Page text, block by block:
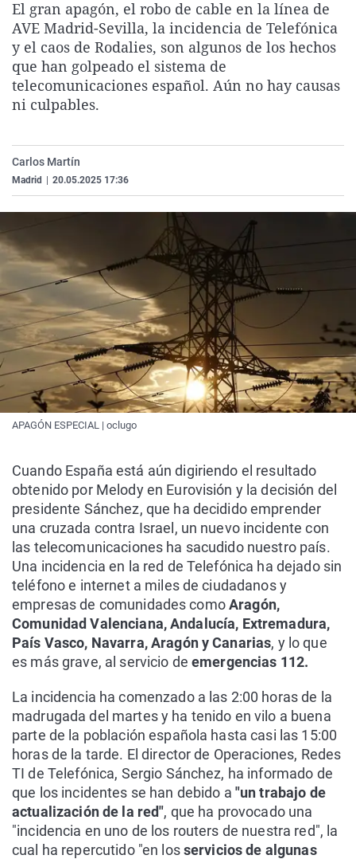
La rosa de los vientos
Gente viajera
Caso
Retornados
Operación Viuda
Extremadura
Galicia
Virales
Televisión
El gran apagón, el robo de cable en la línea de
AVE Madrid-Sevilla, la incidencia de Telefónica
y el caos de Rodalies, son algunos de los hechos
que han golpeado el sistema de
telecomunicaciones español. Aún no hay causas
ni culpables.
Carlos Martín
Madrid 20.05.2025 17:36
APAGÓN ESPECIAL | oclugo
Cuando España está aún digiriendo el resultado
obtenido por Melody en Eurovisión y la decisión del
presidente Sánchez, que ha decidido emprender
una cruzada contra Israel, un nuevo incidente con
las telecomunicaciones ha sacudido nuestro país.
Una incidencia en la red de Telefónica ha dejado sin
teléfono e internet a miles de ciudadanos y
empresas de comunidades comoAragón,
Comunidad Valenciana, Andalucía, Extremadura,
País Vasco, Navarra, Aragón y Canarias, y lo que
es más grave, al servicio deemergencias 112.
La incidencia ha comenzado a las 2:00 horas de la
madrugada del martes y ha tenido en vilo a buena
parte de la población española hasta casi las 15:00
horas de la tarde. El director de Operaciones, Redes
TI de Telefónica, Sergio Sánchez, ha informado de
que los incidentes se han debido a "un trabajo de
actualización de la red", que ha provocado una
"incidencia en uno de los routers de nuestra red", la
cual ha repercutido "en losservicios de algunas